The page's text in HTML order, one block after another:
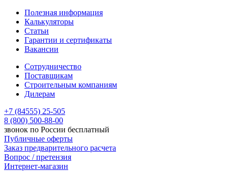
Полезная информация
Калькуляторы
Статьи
Гарантии и сертификаты
Вакансии
Сотрудничество
Поставщикам
Строительным компаниям
Дилерам
+7 (84555) 25-505
8 (800) 500-88-00
звонок по России бесплатный
Публичные оферты
Заказ предварительного расчета
Вопрос / претензия
Интернет-магазин